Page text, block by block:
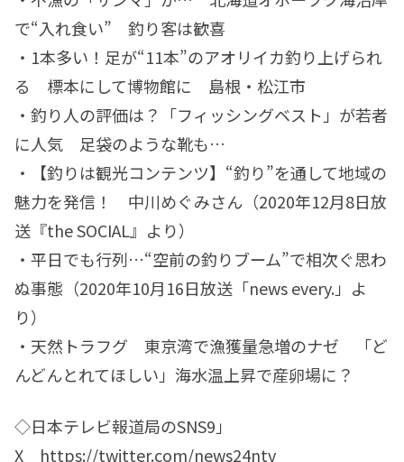
で“入れ食い” 釣り客は歓喜
・1本多い！足が“11本”のアオリイカ釣り上げられ
る 標本にして博物館に 島根・松江市
・釣り人の評価は？「フィッシングベスト」が若者
に人気 足袋のような靴も…
・【釣りは観光コンテンツ】“釣り”を通して地域の
魅力を発信！ 中川めぐみさん（2020年12月8日放
送『the SOCIAL』より）
・平日でも行列…“空前の釣りブーム”で相次ぐ思わ
ぬ事態（2020年10月16日放送「news every.」よ
り）
・天然トラフグ 東京湾で漁獲量急増のナゼ 「ど
んどんとれてほしい」海水温上昇で産卵場に？
◇日本テレビ報道局のSNS9」
X https://twitter.com/news24ntv